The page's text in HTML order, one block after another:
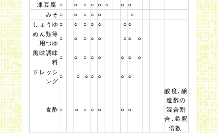
凍豆腐 ○ ○ ○ ○ ○ ○ ○ ○
みそ ○ ○ ○ ○ ○
○
しょうゆ ○ ○ ○ ○ ○ ○ ○
めん類等
用つゆ
○ ○ ○ ○ ○ ○ ○
○
風味調味
料
○ ○ ○ ○ ○ ○ ○
○
ドレッシ
ング
○ ○ ○ ○ ○ ○ ○
食酢 ○ ○ ○ ○ ○ ○ ○
酸度､醸
造酢の
混合割
合､希釈
倍数